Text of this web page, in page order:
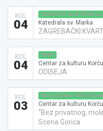
KOL
04
KONCERT KLASIČNE
Katedrala sv. Marka
ZAGREBAČKI
KOL
04
KINO
Centar za kulturu
ODISEJA
KOL
03
KAZALIŠNA
Centar za kulturu
“Bez privatnog,
Scena Gorica